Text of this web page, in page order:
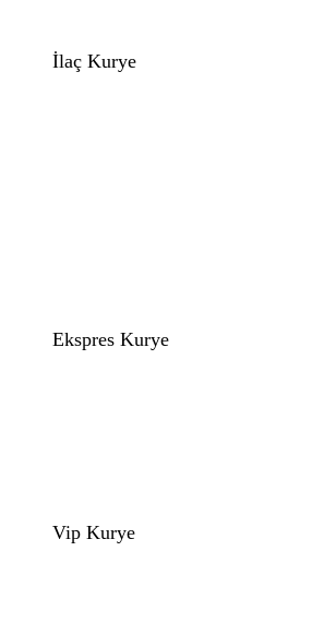
İlaç Kurye
Ekspres Kurye
Vip Kurye